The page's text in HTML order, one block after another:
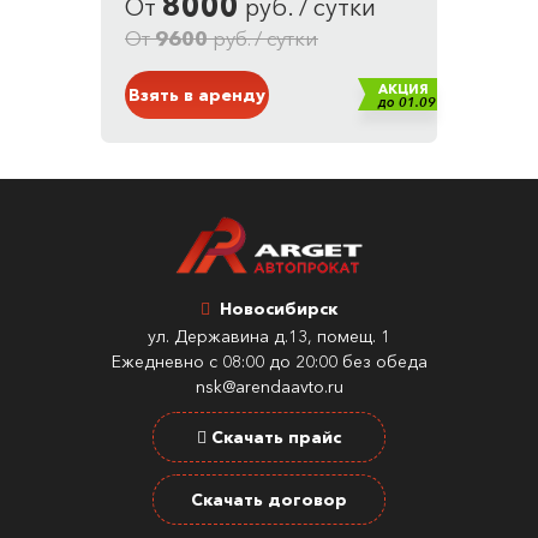
Кузов: Внедорожник
Белый
От руб. / сутки
От9600руб. / сутки
Взять в аренду АКЦИЯ
до 01.09
Новосибирск
ул. Державина д.13, помещ. 1
Ежедневно с 08:00 до 20:00 без обеда
nsk@arendaavto.ru
Скачать прайс
Скачать договор